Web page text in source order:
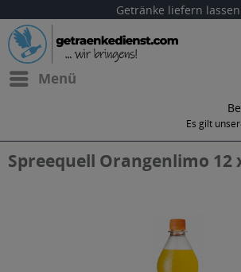
Getränke liefern lassen
Menü
Es gilt
Spreequell Orangenlimo 12